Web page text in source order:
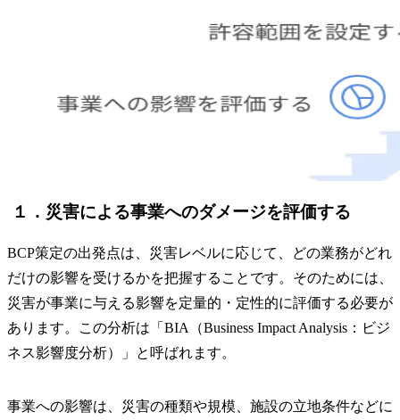
１．災害による事業へのダメージを評価する
BCP策定の出発点は、災害レベルに応じて、どの業務がどれ
だけの影響を受けるかを把握することです。そのためには、
災害が事業に与える影響を定量的・定性的に評価する必要が
あります。この分析は「BIA（Business Impact Analysis：ビジ
ネス影響度分析）」と呼ばれます。
事業への影響は、災害の種類や規模、施設の立地条件などに